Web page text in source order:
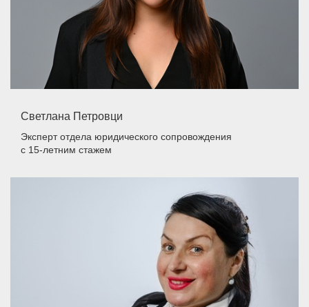
Светлана Петровци
Эксперт отдела юридического сопровождения
с 15-летним стажем